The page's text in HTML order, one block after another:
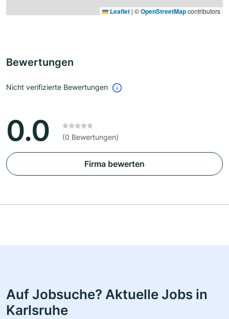
Leaflet | ©OpenStreetMapcontributors
Bewertungen
Nicht verifizierte Bewertungen
0.0 (0 Bewertungen)
Firma bewerten
Auf Jobsuche? Aktuelle Jobs in
Karlsruhe